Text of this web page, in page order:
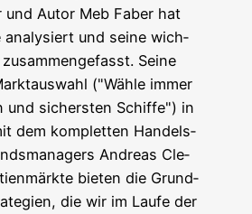
und Autor Meb Faber hat
ana­ly­siert und sei­ne wich­
Sei­ne
("Wäh­le immer
und sichers­ten Schif­fe") in
dem kom­plet­ten Han­dels­
Andre­as Cle­
bie­ten die Grund­
die wir im Lau­fe der